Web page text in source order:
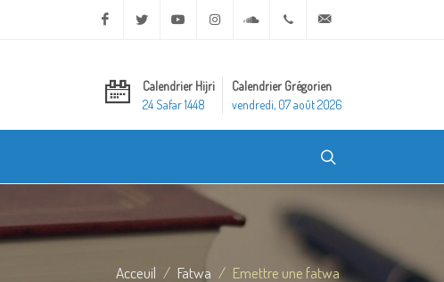
Facebook Twitter Youtube Instagram Soundcloud+20 2 25970400
Calendrier Hijri
24 Safar 1448
Calendrier Grégorien
vendredi, 07 août 2026
Acceuil Fatwa Emettre une fatwa